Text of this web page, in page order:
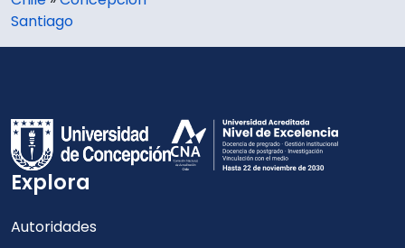
Santiago
Explora
Autoridades